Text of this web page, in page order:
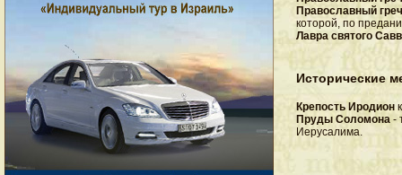
Православный
которой, по
Лавра святого
Исторические
Крепость Иродион
Пруды Соломона -
Иерусалима.